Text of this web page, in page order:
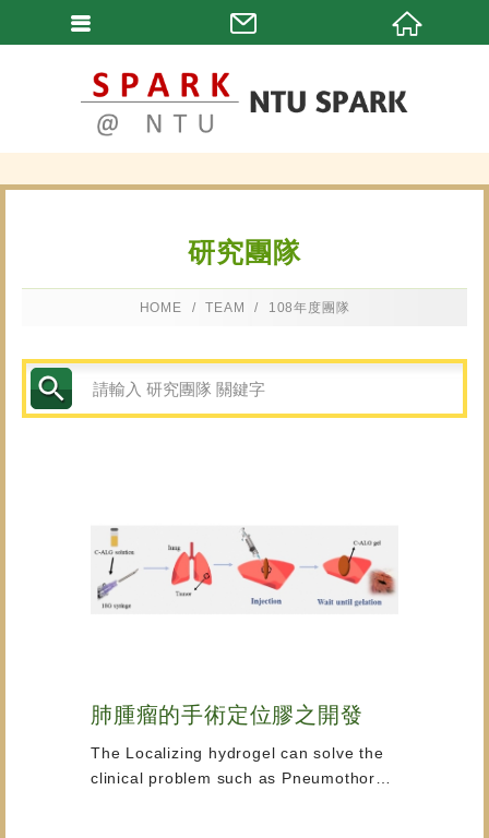
研究團隊
HOME TEAM 108年度團隊
肺腫瘤的手術定位膠之開發
The Localizing hydrogel can solve the
clinical problem such as Pneumothorax